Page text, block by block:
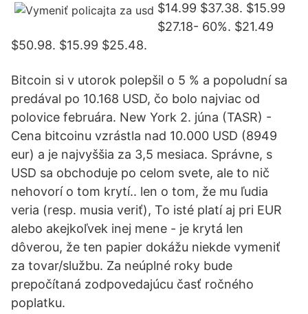
$14.99 $37.38. $15.99
$27.18- 60%. $21.49
$50.98. $15.99 $25.48.
Bitcoin si v utorok polepšil o 5 % a popoludní sa
predával po 10.168 USD, čo bolo najviac od
polovice februára. New York 2. júna (TASR) -
Cena bitcoinu vzrástla nad 10.000 USD (8949
eur) a je najvyššia za 3,5 mesiaca. Správne, s
USD sa obchoduje po celom svete, ale to nič
nehovorí o tom krytí.. len o tom, že mu ľudia
veria (resp. musia veriť), To isté platí aj pri EUR
alebo akejkoľvek inej mene - je krytá len
dôverou, že ten papier dokážu niekde vymeniť
za tovar/službu. Za neúplné roky bude
prepočítaná zodpovedajúcu časť ročného
poplatku.